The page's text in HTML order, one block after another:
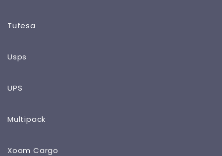
Tufesa
Usps
UPS
Multipack
Xoom Cargo